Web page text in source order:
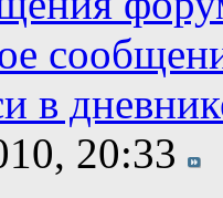
в
20:33